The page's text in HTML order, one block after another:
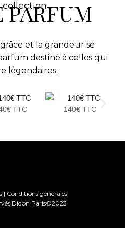
collection
PARFUM
et la grandeur se
destiné à celles qui
légendaires.
TTC 140€ TTC
| Conditions générales
Didon Paris©2023